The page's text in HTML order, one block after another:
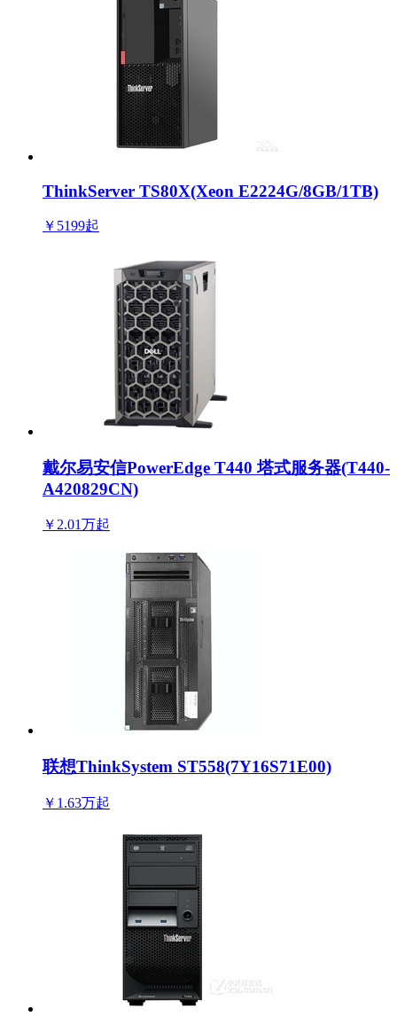
ThinkServer TS80X(Xeon E2224G/8GB/1TB)
￥5199起
戴尔易安信PowerEdge T440 塔式服务器(T440-
A420829CN)
￥2.01万起
联想ThinkSystem ST558(7Y16S71E00)
￥1.63万起